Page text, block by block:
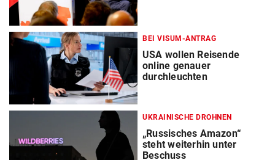
BEI VISUM-ANTRAG
USA wollen Reisende
online genauer
durchleuchten
UKRAINISCHE DROHNEN
„Russisches Amazon“
steht weiterhin unter
Beschuss